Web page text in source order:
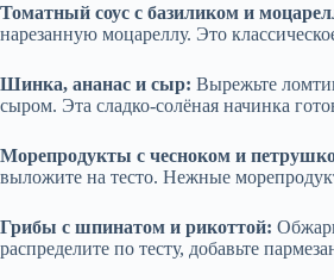
Томатный соус с базиликом и
нарезанную моцареллу. Это
Шинка, ананас и сыр: Вырежьте
сыром. Эта сладко-солёная начинка
Морепродукты с чесноком и
выложите на тесто. Нежные
Грибы с шпинатом и рикоттой:
распределите по тесту, добавьте